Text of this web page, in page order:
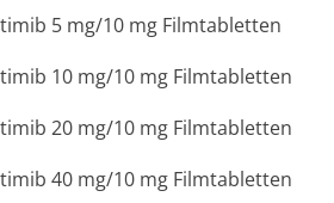
5 mg/10 mg Filmtabletten
10 mg/10 mg Filmtabletten
20 mg/10 mg Filmtabletten
40 mg/10 mg Filmtabletten